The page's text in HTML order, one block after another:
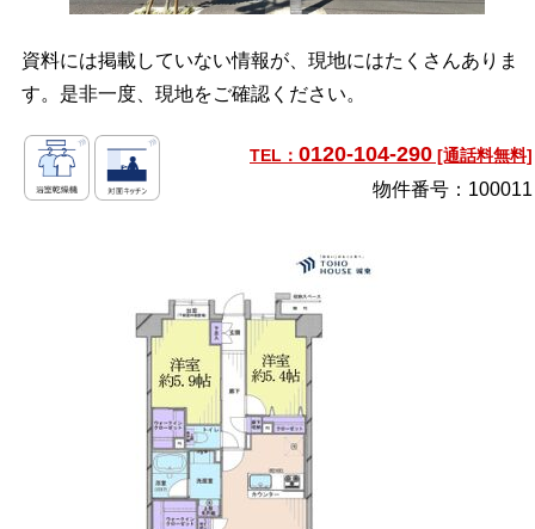
資料には掲載していない情報が、現地にはたくさんありま
す。是非一度、現地をご確認ください。
TEL： 0120-104-290 [通話料無料]
物件番号：100011